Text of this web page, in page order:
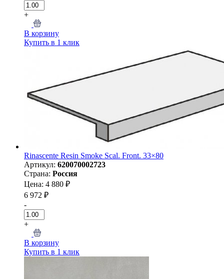
+
В корзину
Купить в 1 клик
Rinascente Resin Smoke Scal. Front. 33×80
Артикул: 620070002723
Страна: Россия
Цена: 4 880 ₽
6 972 ₽
-
+
В корзину
Купить в 1 клик